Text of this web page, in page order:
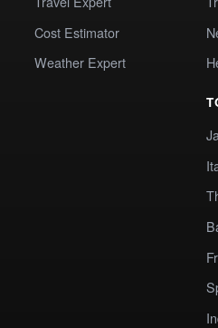
Cost Estimator
Weather Expert